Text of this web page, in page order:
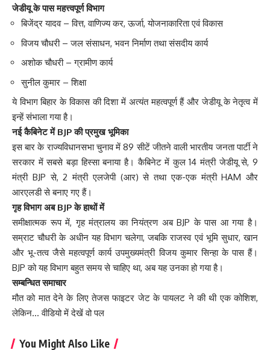
जेडीयू के पास महत्त्वपूर्ण विभाग
बिजेंद्र यादव – वित्त, वाणिज्य कर, ऊर्जा, योजनाकारिता एवं विकास
विजय चौधरी – जल संसाधन, भवन निर्माण तथा संसदीय कार्य
अशोक चौधरी – ग्रामीण कार्य
सुनील कुमार – शिक्षा
ये विभाग बिहार के विकास की दिशा में अत्यंत महत्वपूर्ण हैं और जेडीयू के नेतृत्व में
इन्हें संभाला गया है।
नई कैबिनेट में BJP की प्रमुख भूमिका
इस बार के राज्यविधानसभा चुनाव में 89 सीटें जीतने वाली भारतीय जनता पार्टी ने
सरकार में सबसे बड़ा हिस्सा बनाया है। कैबिनेट में कुल 14 मंत्री जेडीयू से, 9
मंत्री BJP से, 2 मंत्री एलजेपी (आर) से तथा एक-एक मंत्री HAM और
आरएलडी से बनाए गए हैं।
गृह विभाग अब BJP के हाथों में
समीक्षात्मक रूप में, गृह मंत्रालय का नियंत्रण अब BJP के पास आ गया है।
सम्राट चौधरी के अधीन यह विभाग चलेगा, जबकि राजस्व एवं भूमि सुधार, खान
और भू-तत्व जैसे महत्वपूर्ण कार्य उपमुख्यमंत्री विजय कुमार सिन्हा के पास हैं।
BJP को यह विभाग बहुत समय से चाहिए था, अब यह उनका हो गया है।
सम्बन्धित समाचार
मौत को मात देने के लिए तेजस फाइटर जेट के पायलट ने की थी एक कोशिश,
लेकिन… वीडियो में देखें वो पल
You Might Also Like